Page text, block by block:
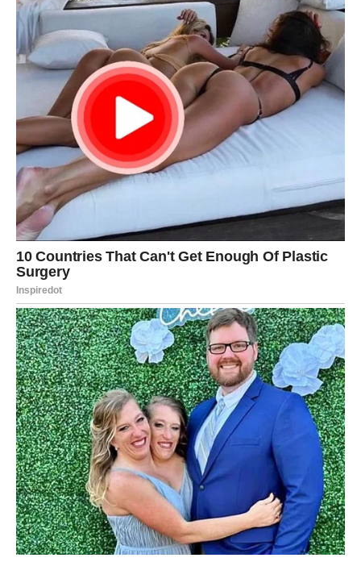
Nakon njihovog susreta javila mi se i s velikim entuzijazmom
pričala o limariji i razgovorima koje su vodili.
Sutradan je muž razgovarao s limarom. Limar je izrazio
neoduševljenje Julijom rekavši: “Ona baš i nije moj tip. Više
volim vitke djevojke manekenske građe koje su moderno
odjevene i slično”, obrazložio je svoj stav.
Tada mi je postalo jasno da se pojedinci suočavaju s brojnim
izborima: tri pojedinca koji posjeduju potencijal za sreću i
osnovali su obitelj protraće godine jer nisu u stanju prigrliti
ljubav s “običnom” osobom. Nakon toga, ti isti pojedinci nas
posjećuju i govore: “Zavidim vam na sreći.” Primjećuju da
imamo djecu, obitelj i osjećaj ugode, dok žale: “Tako sam sam
i nesretan!
S obzirom na to da moj suprug nije redatelj, a ja nisam model,
zadovoljstvo pronalazimo u odsustvu nerealnih očekivanja;
umjesto toga, naš fokus je uvijek bio na traženju ljubavi i
vrednovanju karaktera.
Najznačajniji darovi za one koje volite. U suvremenom društvu
mnogi pojedinci koji doživljavaju usamljenost često borave u
fantazijama očekujući dolazak svojih idealnih partnera. U
međuvremenu, život brzo prolazi, a mogućnost vraćanja